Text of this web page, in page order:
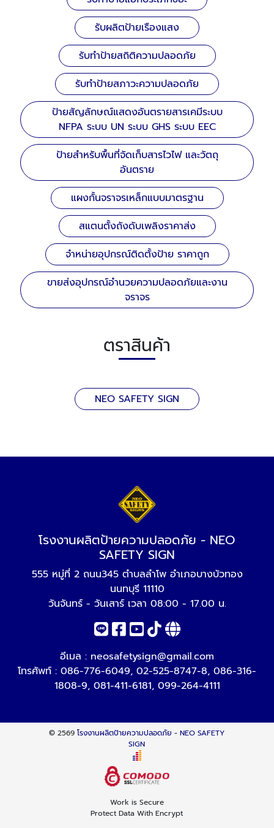
รับผลิตป้ายเรืองแสง
รับทำป้ายสถิติความปลอดภัย
รับทำป้ายสภาวะความปลอดภัย
ป้ายสัญลักษณ์แสดงอันตรายสารเคมีระบบ
NFPA ระบบ UN ระบบ GHS ระบบ EEC
ป้ายสำหรับพื้นที่จัดเก็บสารไวไฟ และวัตถุ
อันตราย
แผงกั้นจราจรเหล็กแบบมาตรฐาน
สแตนตั้งถังดับเพลิงราคาส่ง
จำหน่ายอุปกรณ์ติดตั้งป้าย ราคาถูก
ขายส่งอุปกรณ์อำนวยความปลอดภัยและงาน
จราจร
ตราสินค้า
NEO SAFETY SIGN
โรงงานผลิตป้ายความปลอดภัย - NEO
SAFETY SIGN
555 หมู่ที่ 2 ถนน345 ตำบลลำโพ อำเภอบางบัวทอง
นนทบุรี 11110
วันจันทร์ - วันเสาร์ เวลา 08:00 - 17.00 น.
อีเมล : neosafetysign@gmail.com
โทรศัพท์ : 086-776-6049, 02-525-8747-8, 086-316-
1808-9, 081-411-6181, 099-264-4111
© 2569โรงงานผลิตป้ายความปลอดภัย - NEO SAFETY
SIGN
Work is Secure
Protect Data With Encrypt